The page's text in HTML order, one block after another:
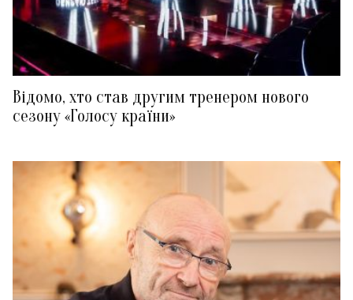
Відомо, хто став другим тренером нового
сезону «Голосу країни»